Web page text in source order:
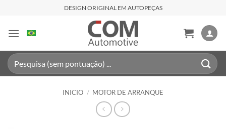
contenido
DESIGN ORIGINAL EM AUTOPEÇAS
Buscar
por:
INICIO / MOTOR DE ARRANQUE